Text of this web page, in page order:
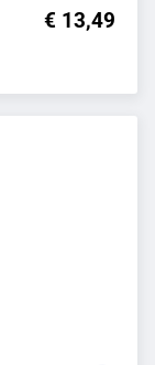
€ 13,49